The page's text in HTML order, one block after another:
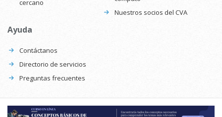
cercano
Nuestros socios del CVA
Ayuda
Contáctanos
Directorio de servicios
Preguntas frecuentes